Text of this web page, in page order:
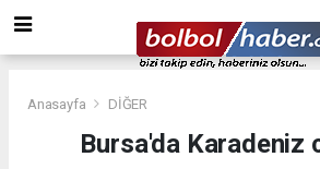
Anasayfa DİĞER
Bursa'da Karadeniz